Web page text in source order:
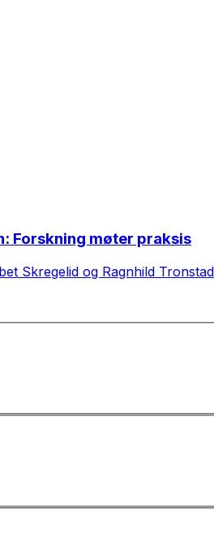
Forskning møter praksis
Skregelid og Ragnhild